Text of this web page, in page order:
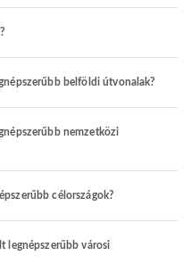
belföldi útvonalak?
nemzetközi
célországok?
legnépszerűbb városi